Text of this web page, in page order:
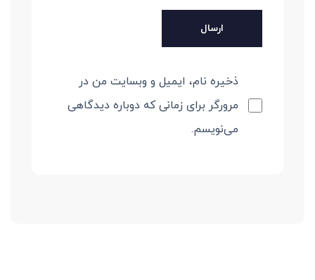
ذخیره نام، ایمیل و وبسایت من در
مرورگر برای زمانی که دوباره دیدگاهی
می‌نویسم.